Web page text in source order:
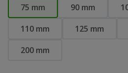
75 mm 90 mm
110 mm
125 mm
200 mm